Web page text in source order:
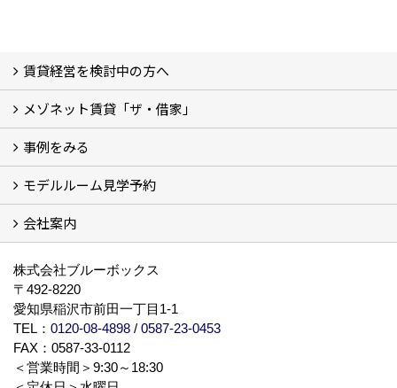
賃貸経営を検討中の方へ
私たちの考え方
賃貸経営の成功学
様々な無料サービス
相続税とは
よくあるご質問
メゾネット賃貸「ザ・借家」
ザ・借家について詳しく知る (2)
事例をみる
建設中の現場レポート
完成した建物を見てみる
オーナーの声
モデルルーム見学予約
モデルルーム見学予約
会社案内
株式会社ブルーボックス
〒492-8220
愛知県稲沢市前田一丁目1-1
TEL： 0120-08-4898 / 0587-23-0453
FAX：0587-33-0112
＜営業時間＞9:30～18:30